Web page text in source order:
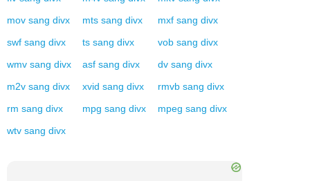
mov sang divx mts sang divx mxf sang divx
swf sang divx ts sang divx vob sang divx
wmv sang divx asf sang divx dv sang divx
m2v sang divx xvid sang divx rmvb sang divx
rm sang divx mpg sang divx mpeg sang divx
wtv sang divx